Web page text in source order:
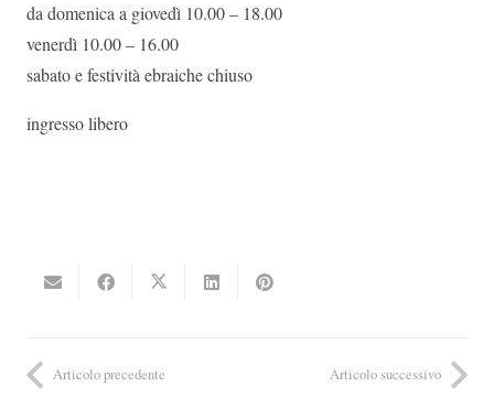
da domenica a giovedì 10.00 – 18.00
venerdì 10.00 – 16.00
sabato e festività ebraiche chiuso
ingresso libero
Articolo precedente Articolo successivo